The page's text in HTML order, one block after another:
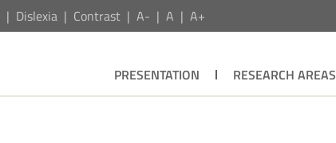
Dislexia Contrast A- A A+
PRESENTATION RESEARCH AREAS